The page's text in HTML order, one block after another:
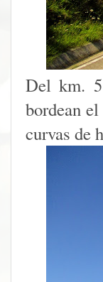
Del km.
bordean
curvas de